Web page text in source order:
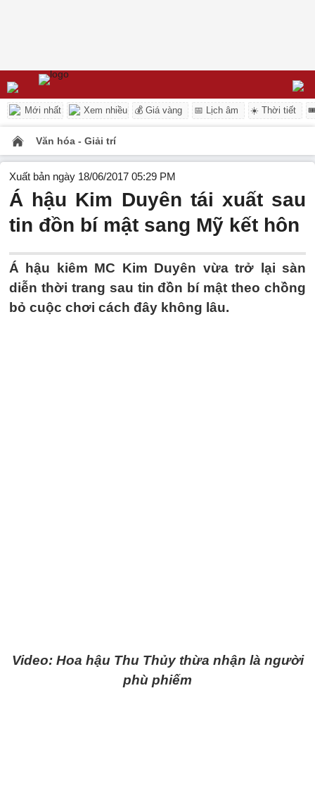
Mới nhất Xem nhiều 💰 Giá vàng 📅 Lịch âm ☀️ Thời tiết
Văn hóa - Giải trí
Xuất bản ngày 18/06/2017 05:29 PM
Á hậu Kim Duyên tái xuất sau
tin đồn bí mật sang Mỹ kết hôn
Á hậu kiêm MC Kim Duyên vừa trở lại sàn
diễn thời trang sau tin đồn bí mật theo chồng
bỏ cuộc chơi cách đây không lâu.
Video: Hoa hậu Thu Thủy thừa nhận là người
phù phiếm